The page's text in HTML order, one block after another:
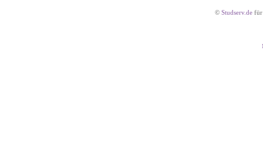
© Studserv.de für